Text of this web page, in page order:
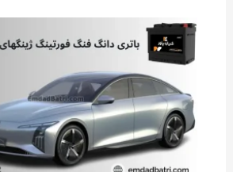
پلاگین